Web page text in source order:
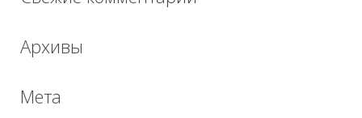
Архивы
Мета